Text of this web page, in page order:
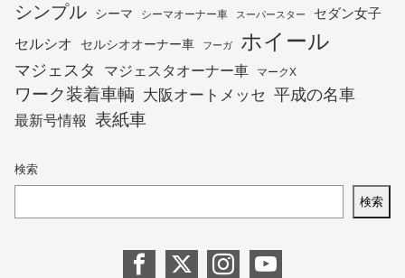
シンプル シーマ シーマオーナー車 スーパースター
セダン女子
セルシオ
セルシオオーナー車 フーガ ホイール
マジェスタ マジェスタオーナー車 マークX
ワーク装着車輌 大阪オートメッセ 平成の名車
最新号情報 表紙車
検索
検索